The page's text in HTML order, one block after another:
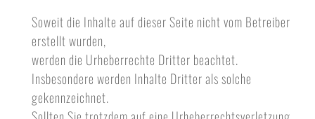
Soweit die Inhalte auf dieser Seite nicht vom Betreiber
erstellt wurden,
werden die Urheberrechte Dritter beachtet.
Insbesondere werden Inhalte Dritter als solche
gekennzeichnet.